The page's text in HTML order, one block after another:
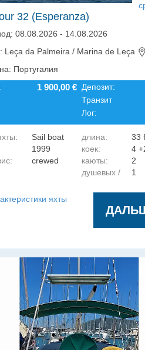
32 (Esperanza)
08.08.2026 - 14.08.2026
Leça da Palmeira / Marina de Leça
Португалия
1 900,00 € Депозит:
Транзит
Лог:
Sail boat
1999
crewed
длина:
33
коек:
4
каюты:
2
душевых /
1
яхты